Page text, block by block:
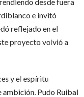
e invitó
reflejado en el
proyecto volvió a
y el espíritu
ambición. Pudo Ruibal